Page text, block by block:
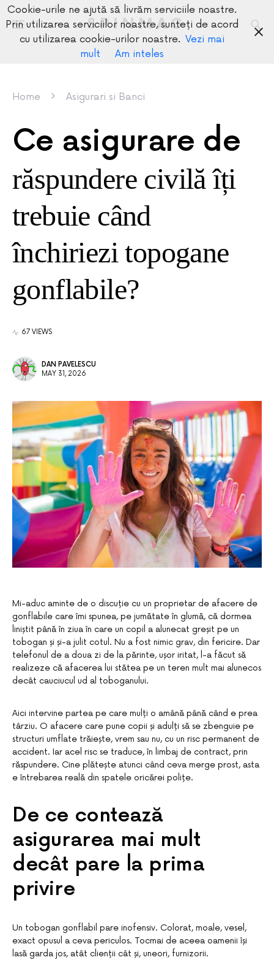
SPINMAG
Home Asigurari si Banci
Ce asigurare de
răspundere civilă îți
trebuie când
închiriezi topogane
gonflabile?
67 VIEWS
DAN PAVELESCU
MAY 31, 2026
Mi-aduc aminte de o discuție cu un proprietar de afacere de
gonflabile care îmi spunea, pe jumătate în glumă, că dormea
liniștit până în ziua în care un copil a alunecat greșit pe un
tobogan și și-a julit cotul. Nu a fost nimic grav, din fericire. Dar
telefonul de a doua zi de la părinte, ușor iritat, l-a făcut să
realizeze că afacerea lui stătea pe un teren mult mai alunecos
decât cauciucul ud al toboganului.
Aici intervine partea pe care mulți o amână până când e prea
târziu. O afacere care pune copii și adulți să se zbenguie pe
structuri umflate trăiește, vrem sau nu, cu un risc permanent de
accident. Iar acel risc se traduce, în limbaj de contract, prin
răspundere. Cine plătește atunci când ceva merge prost, asta
e întrebarea reală din spatele oricărei polițe.
De ce contează
asigurarea mai mult
decât pare la prima
privire
Un tobogan gonflabil pare inofensiv. Colorat, moale, vesel,
exact opusul a ceva periculos. Tocmai de aceea oamenii își
lasă garda jos, atât clienții cât și, uneori, furnizorii.
Cookie-urile ne ajută să livrăm serviciile noastre.
Prin utilizarea serviciilor noastre, sunteți de acord
cu utilizarea cookie-urilor noastre. Vezi mai
mult
Am inteles